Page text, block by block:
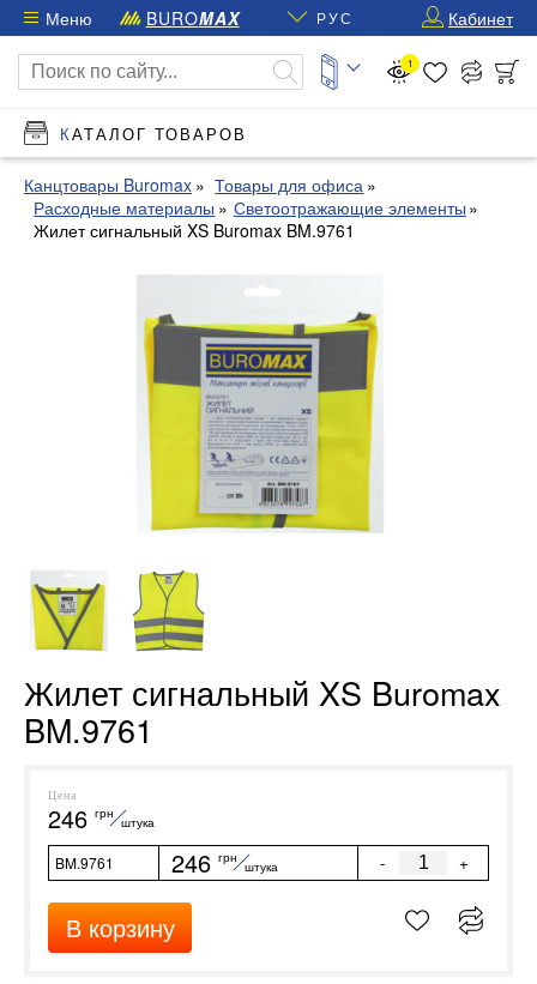
Меню BUROMAX РУС Кабинет
1
КАТАЛОГ ТОВАРОВ
Канцтовары Buromax
Товары для офиса
Расходные материалы
Светоотражающие элементы
Жилет сигнальный XS Buromax BM.9761
Жилет сигнальный XS Buromax
BM.9761
Цена
246 грн
штука
BM.9761 246 грн
штука - +
В корзину